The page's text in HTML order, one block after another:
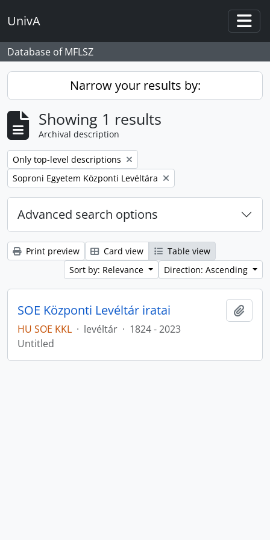
UnivA
Database of MFLSZ
Narrow your results by:
Showing 1 results
Archival description
Remove filter:
Only top-level descriptions
Remove filter:
Soproni Egyetem Központi Levéltára
Advanced search options
Print preview Card view
Table view
Sort by: Relevance
Direction: Ascending
SOE Központi Levéltár iratai
HU SOE KKL · levéltár · 1824 - 2023
Untitled